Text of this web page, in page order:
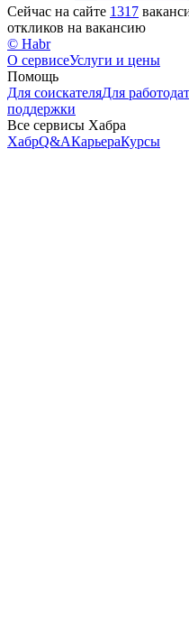
Сейчас на сайте 1317
откликов на вакансию
© Habr
О сервисеУслуги и цены
Помощь
Для соискателяДля
поддержки
Все сервисы Хабра
ХабрQ&AКарьераКурсы